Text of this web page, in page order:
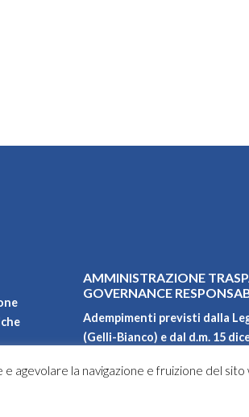
AMMINISTRAZIONE
GOVERNANCE
Adempimenti previsti dalla
(Gelli-Bianco) e dal d.m. 15
Qualità, ambiente, sicurezza
Carta dei servizi
agevolare la navigazione e fruizione del sito